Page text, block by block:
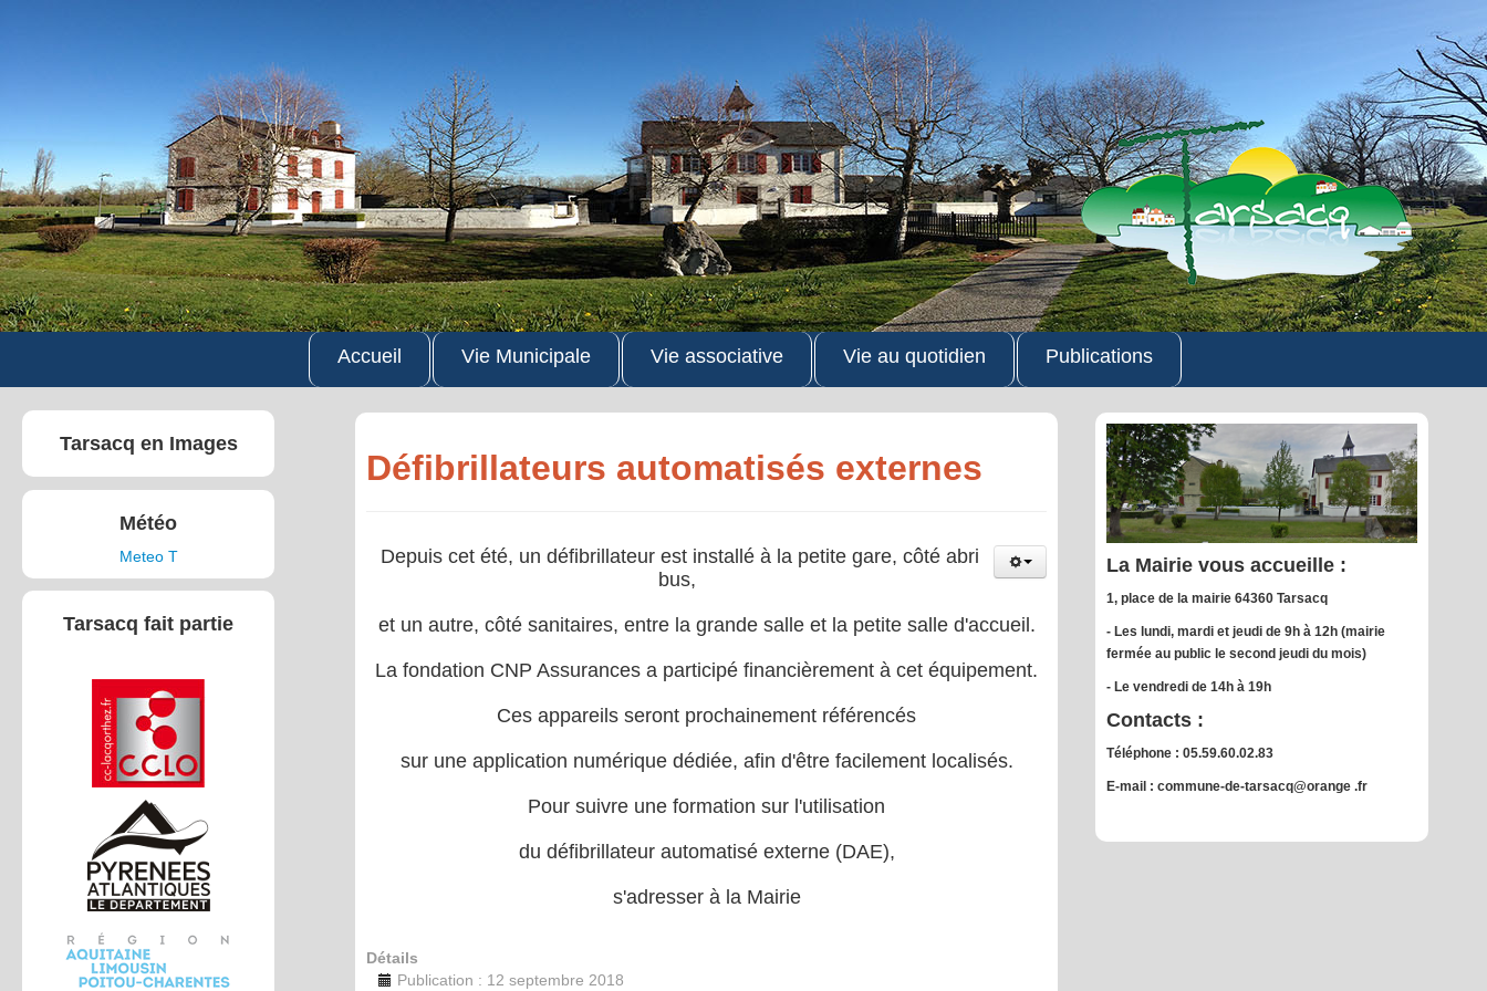
Accueil Vie Municipale Vie associative Vie au quotidien Publications
Tarsacq en Images
Météo
Meteo T
Tarsacq fait partie
Défibrillateurs automatisés externes
Depuis cet été, un défibrillateur est installé à la petite gare, côté abri
bus,
et un autre, côté sanitaires, entre la grande salle et la petite salle d'accueil.
La fondation CNP Assurances a participé financièrement à cet équipement.
Ces appareils seront prochainement référencés
sur une application numérique dédiée, afin d'être facilement localisés.
Pour suivre une formation sur l'utilisation
du défibrillateur automatisé externe (DAE),
s'adresser à la Mairie
Détails
Publication : 12 septembre 2018
La Mairie vous accueille :
1, place de la mairie 64360 Tarsacq
- Les lundi, mardi et jeudi de 9h à 12h (mairie
fermée au public le second jeudi du mois)
- Le vendredi de 14h à 19h
Contacts :
Téléphone : 05.59.60.02.83
E-mail : commune-de-tarsacq@orange .fr